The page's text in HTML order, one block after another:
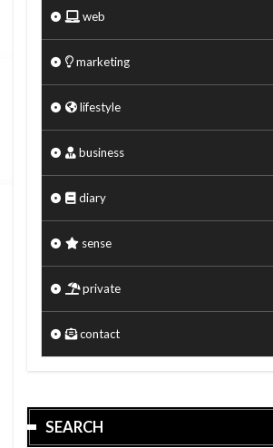
web
marketing
lifestyle
business
diary
sense
private
contact
SEARCH